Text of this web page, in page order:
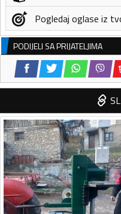
Pogledaj oglase iz
PODIJELI SA PRIJATELJIMA